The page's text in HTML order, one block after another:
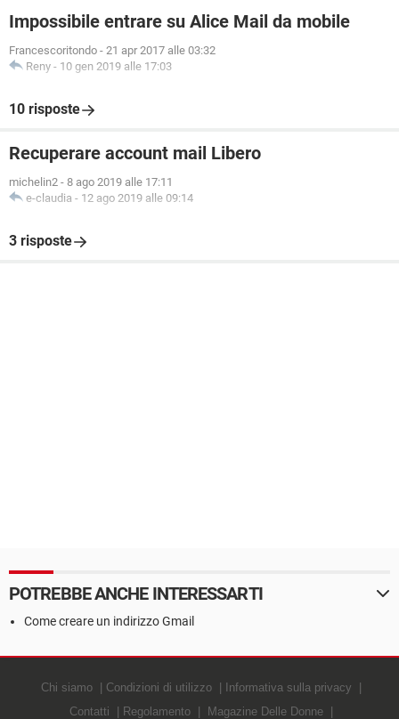
Impossibile entrare su Alice Mail da mobile
Francescoritondo - 21 apr 2017 alle 03:32
Reny - 10 gen 2019 alle 17:03
10 risposte
Recuperare account mail Libero
michelin2 - 8 ago 2019 alle 17:11
e-claudia - 12 ago 2019 alle 09:14
3 risposte
POTREBBE ANCHE INTERESSARTI
Come creare un indirizzo Gmail
Chi siamo Condizioni di utilizzo
Informativa sulla privacy
Contatti
Regolamento Magazine Delle Donne